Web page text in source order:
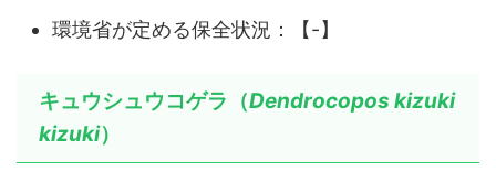
環境省が定める保全状況：【-】
キュウシュウコゲラ（Dendrocopos kizuki
kizuki）